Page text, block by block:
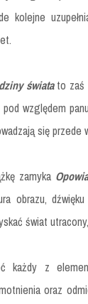
kolejne
świata to zaś
względem
się przede
zamyka
obrazu,
świat
każdy z
oraz